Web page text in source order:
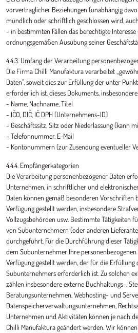
vorvertraglicher Beziehungen (unabhängig
mündlich oder schriftlich geschlossen wird,
- in bestimmten Fällen das berechtigte
ordnungsgemäßen Ausübung seiner
4.4.3. Umfang der Verarbeitung
Die Firma Chilli Manufaktura verarbeitet
Daten", soweit dies zur Erfüllung der unter Punkt
erforderlich ist. dieses Dokuments,
- Name, Nachname, Titel
- IČO, DIČ, IČ DPH (Unternehmens-ID)
- Geschäftssitz, Sitz oder Niederlassung (kann
- Telefonnummer, E-Mail
- Kontonummern (zur Zusendung eventueller
4.4.4. Empfängerkategorien
Die Verarbeitung personenbezogener Daten
Unternehmen, in schriftlicher und
Daten können gemäß besonderen Vorschriften
Verfügung gestellt werden, insbesondere
Vollzugsbehörden usw. Bestimmte Tätigkeiten
von Subunternehmern (oder anderen
durchgeführt. Für die Durchführung dieser
dem Subunternehmer Ihre
Verfügung gestellt werden, der für die Erfüllung
Subunternehmers erforderlich ist. Zu solchen
zählen insbesondere externe Buchhaltungs-,
Beratungsunternehmen, Webhosting- und
Datenspeicherverwaltungsunternehmen,
Unternehmen und Aktivitäten können je nach
Chilli Manufaktura geändert werden. Wir